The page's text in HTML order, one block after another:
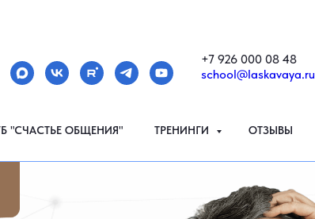
+7 926 000 08 48
school@laskavaya.ru
"СЧАСТЬЕ ОБЩЕНИЯ" ТРЕНИНГИ ОТЗЫВЫ